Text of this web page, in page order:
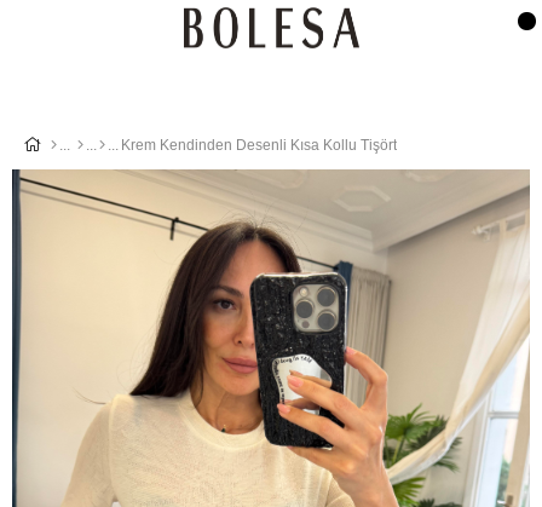
Krem Kendinden Desenli Kısa Kollu Tişört